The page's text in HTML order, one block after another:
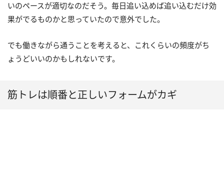
いのペースが適切なのだそう。毎日追い込めば追い込むだけ効
果がでるものかと思っていたので意外でした。
でも働きながら通うことを考えると、これくらいの頻度がち
ょうどいいのかもしれないです。
筋トレは順番と正しいフォームがカギ